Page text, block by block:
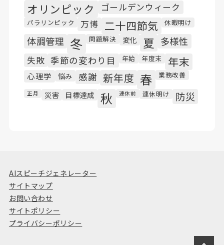
オリンピック ゴールデンウィーク
パラリンピック 万博 二十四節気 休暇明け
体調管理 冬 問題解決 変化 夏 多様性
失敗 季節の変わり目 年始 年度末 年末
心理学 悩み 感謝 新年度 春 業務改善
正月 災害 目標達成 秋 連休前 連休明け 防災
AIスピーチジェネレーター
サイトマップ
お問い合わせ
サイトポリシー
プライバシーポリシー